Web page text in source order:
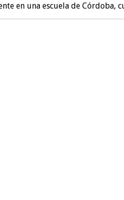
en una escuela de Córdoba,